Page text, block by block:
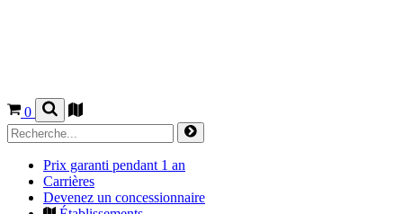
0
Prix garanti pendant 1 an
Carrières
Devenez un concessionnaire